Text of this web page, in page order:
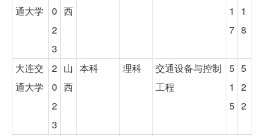
通大学
0
2
3
西
1
7
1
8
大连交
通大学
2
0
2
3
山
西
本科 理科
交通设备与控制
工程
5
1
5
5
2
2